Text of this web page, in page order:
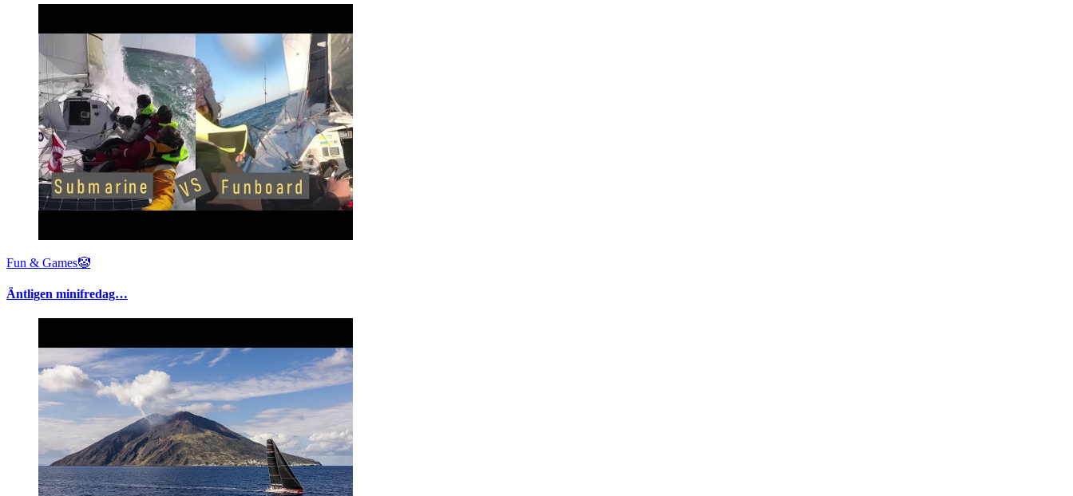
Fun & Games🤡
Äntligen minifredag…